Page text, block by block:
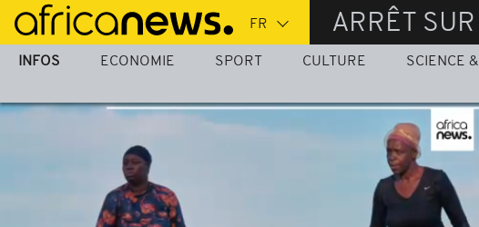
Passer
au
contenu
ARRÊT
INFOS ECONOMIE SPORT CULTURE SCIENCE